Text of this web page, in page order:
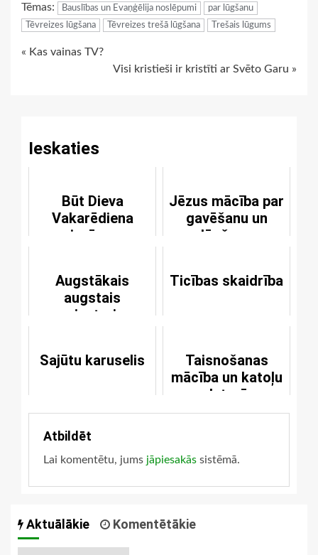
Tēmas: Bauslības un Evaņģēlija noslēpumi
par lūgšanu
Tēvreizes lūgšana
Tēvreizes trešā lūgšana Trešais lūgums
Continue
« Kas vainas TV?
Visi kristieši ir kristīti ar Svēto Garu »
Ieskaties
Būt Dieva
Vakarēdiena
cienīgam
Jēzus mācība par
gavēšanu un
lūgšanu
Augstākais
augstais
priesteris
Ticības skaidrība
Sajūtu karuselis
Taisnošanas
mācība un katoļu
un luterāņu
vienība
Atbildēt
Lai komentētu, jums jāpiesakās sistēmā.
Aktuālākie Komentētākie